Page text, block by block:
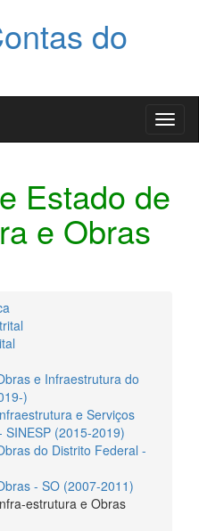
do
Estado de
e Obras
e Infraestrutura do
)
e Serviços
(2015-2019)
do Distrito Federal -
- SO (2007-2011)
estrutura e Obras